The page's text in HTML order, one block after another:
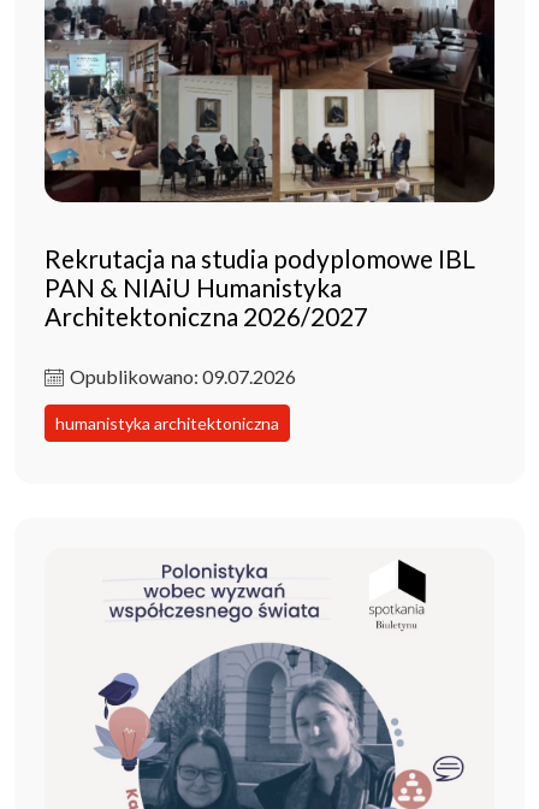
Rekrutacja na studia podyplomowe IBL
PAN & NIAiU Humanistyka
Architektoniczna 2026/2027
Opublikowano: 09.07.2026
humanistyka architektoniczna